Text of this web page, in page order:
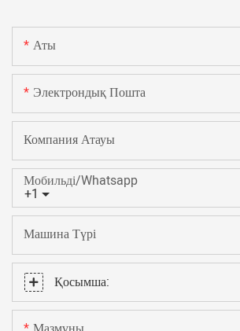
Аты
Электрондық Пошта
Компания Атауы
+1
Мобильді/Whatsapp
Машина Түрі
Қосымша: